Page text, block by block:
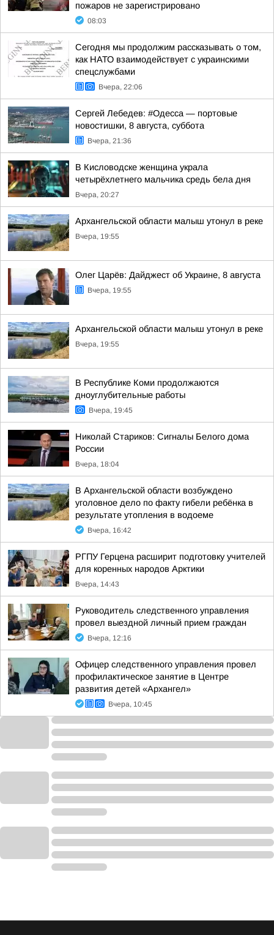
пожаров не зарегистрировано
08:03
Сегодня мы продолжим рассказывать о том,
как НАТО взаимодействует с украинскими
спецслужбами
Вчера, 22:06
Сергей Лебедев: #Одесса — портовые
новостишки, 8 августа, суббота
Вчера, 21:36
В Кисловодске женщина украла
четырёхлетнего мальчика средь бела дня
Вчера, 20:27
Архангельской области малыш утонул в реке
Вчера, 19:55
Олег Царёв: Дайджест об Украине, 8 августа
Вчера, 19:55
Архангельской области малыш утонул в реке
Вчера, 19:55
В Республике Коми продолжаются
дноуглубительные работы
Вчера, 19:45
Николай Стариков: Сигналы Белого дома
России
Вчера, 18:04
В Архангельской области возбуждено
уголовное дело по факту гибели ребёнка в
результате утопления в водоеме
Вчера, 16:42
РГПУ Герцена расширит подготовку учителей
для коренных народов Арктики
Вчера, 14:43
Руководитель следственного управления
провел выездной личный прием граждан
Вчера, 12:16
Офицер следственного управления провел
профилактическое занятие в Центре
развития детей «Архангел»
Вчера, 10:45